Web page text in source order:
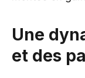
Une
et des